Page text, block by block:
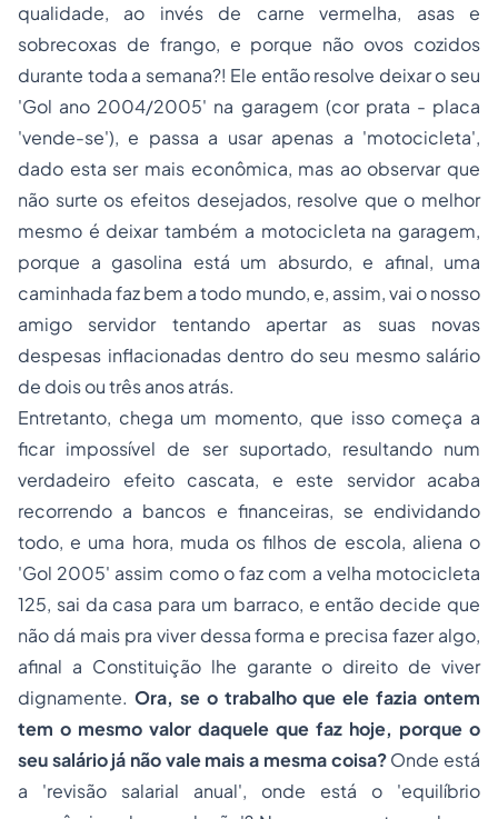
qualidade, ao invés de carne vermelha, asas e
sobrecoxas de frango, e porque não ovos cozidos
durante toda a semana?! Ele então resolve deixar o seu
'Gol ano 2004/2005' na garagem (cor prata - placa
'vende-se'), e passa a usar apenas a 'motocicleta',
dado esta ser mais econômica, mas ao observar que
não surte os efeitos desejados, resolve que o melhor
mesmo é deixar também a motocicleta na garagem,
porque a gasolina está um absurdo, e afinal, uma
caminhada faz bem a todo mundo, e, assim, vai o nosso
amigo servidor tentando apertar as suas novas
despesas inflacionadas dentro do seu mesmo salário
de dois ou três anos atrás.
Entretanto, chega um momento, que isso começa a
ficar impossível de ser suportado, resultando num
verdadeiro efeito cascata, e este servidor acaba
recorrendo a bancos e financeiras, se endividando
todo, e uma hora, muda os filhos de escola, aliena o
'Gol 2005' assim como o faz com a velha motocicleta
125, sai da casa para um barraco, e então decide que
não dá mais pra viver dessa forma e precisa fazer algo,
afinal a Constituiçãolhe garante o direito de viver
dignamente. Ora, se o trabalho que ele fazia ontem
tem o mesmo valor daquele que faz hoje, porque o
seu salário já não vale mais a mesma coisa?Onde está
a 'revisão salarial anual', onde está o 'equilíbrio